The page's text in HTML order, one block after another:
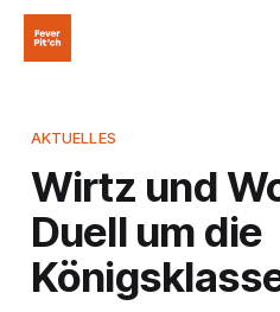
AKTUELLES
Wirtz und
Duell um die